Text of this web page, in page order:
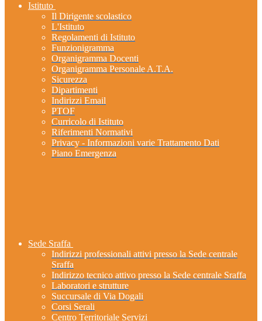
Istituto
Il Dirigente scolastico
L'Istituto
Regolamenti di Istituto
Funzionigramma
Organigramma Docenti
Organigramma Personale A.T.A.
Sicurezza
Dipartimenti
Indirizzi Email
PTOF
Curricolo di Istituto
Riferimenti Normativi
Privacy - Informazioni varie Trattamento Dati
Piano Emergenza
Sede Sraffa
Indirizzi professionali attivi presso la Sede centrale
Sraffa
Indirizzo tecnico attivo presso la Sede centrale Sraffa
Laboratori e strutture
Succursale di Via Dogali
Corsi Serali
Centro Territoriale Servizi